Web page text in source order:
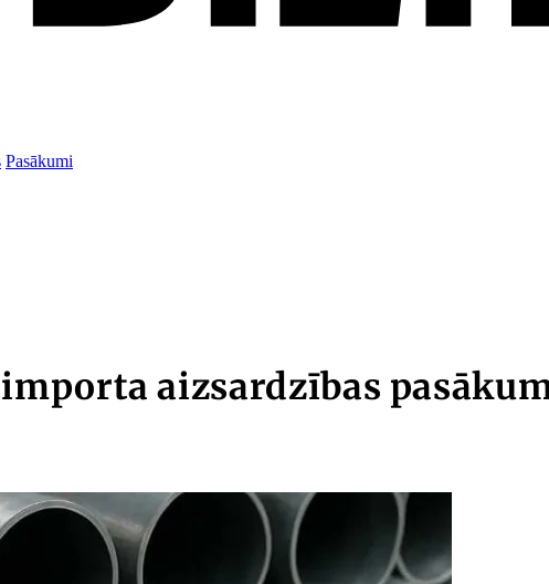
Pasākumi
aizsardzības